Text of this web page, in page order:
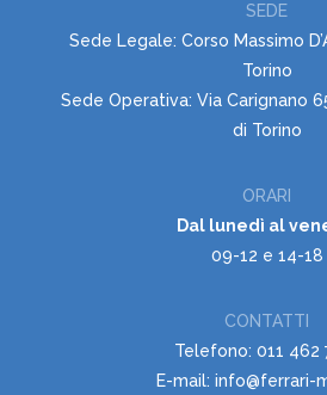
SEDE
Sede Legale: Corso Massimo
Torino
Sede Operativa: Via Carignano
di Torino
ORARI
Dal lunedì al
09-12 e 14-18
CONTATTI
Telefono: 011 462
E-mail: info@ferrari-